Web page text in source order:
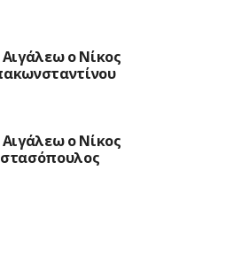
ο Νίκος
ο Νίκος